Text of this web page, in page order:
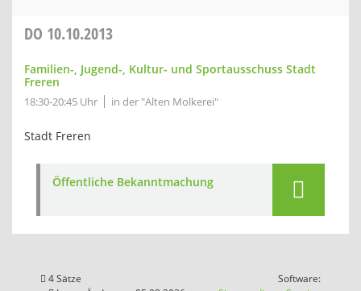
DO 10.10.2013
Familien-, Jugend-, Kultur- und Sportausschuss Stadt
Freren
18:30-20:45 Uhr in der "Alten Molkerei"
Stadt Freren
Öffentliche Bekanntmachung
4 Sätze
Software: